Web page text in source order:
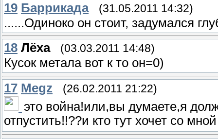
19 Баррикада (31.05.2011 14:32)
......Одиноко он стоит, задумался
18 Лёха (03.03.2011 14:48)
Кусок метала вот к то он=0)
17 Megz (26.02.2011 21:22)
это война!или,вы думаете,я
отпустить!!??и кто тут хочет со